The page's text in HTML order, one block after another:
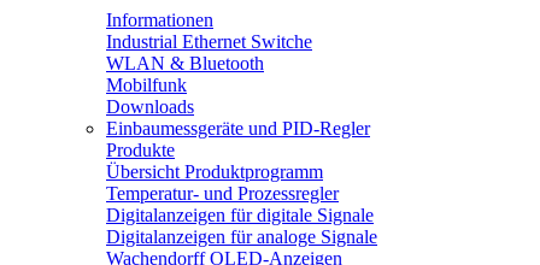
Informationen
Industrial Ethernet Switche
WLAN & Bluetooth
Mobilfunk
Downloads
Einbaumessgeräte und PID-Regler
Produkte
Übersicht Produktprogramm
Temperatur- und Prozessregler
Digitalanzeigen für digitale Signale
Digitalanzeigen für analoge Signale
Wachendorff OLED-Anzeigen